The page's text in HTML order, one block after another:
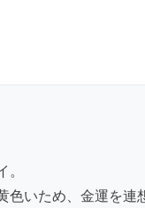
。
色いため、金運を連